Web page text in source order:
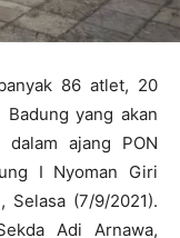
86 atlet, 20
yang akan
ajang PON
I Nyoman Giri
Selasa (7/9/2021).
Adi Arnawa,